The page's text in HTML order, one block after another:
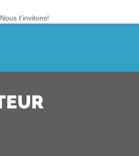
Nous t'invitons!